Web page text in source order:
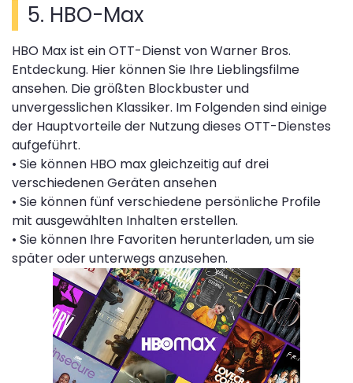
5. HBO-Max
HBO Max ist ein OTT-Dienst von Warner Bros.
Entdeckung. Hier können Sie Ihre Lieblingsfilme
ansehen. Die größten Blockbuster und
unvergesslichen Klassiker. Im Folgenden sind einige
der Hauptvorteile der Nutzung dieses OTT-Dienstes
aufgeführt.
• Sie können HBO max gleichzeitig auf drei
verschiedenen Geräten ansehen
• Sie können fünf verschiedene persönliche Profile
mit ausgewählten Inhalten erstellen.
• Sie können Ihre Favoriten herunterladen, um sie
später oder unterwegs anzusehen.